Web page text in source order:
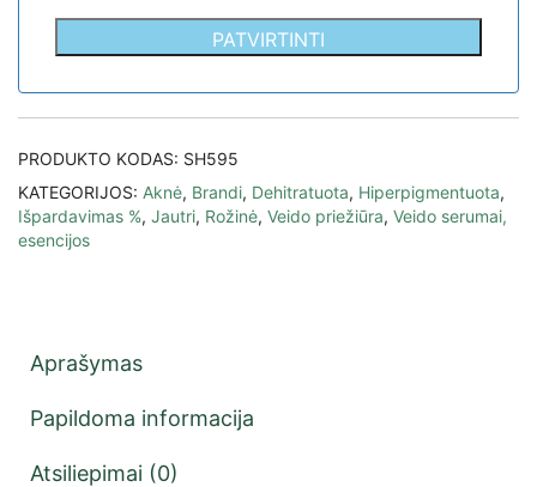
PATVIRTINTI
PRODUKTO KODAS: SH595
KATEGORIJOS: Aknė, Brandi, Dehitratuota, Hiperpigmentuota,
Išpardavimas %, Jautri, Rožinė, Veido priežiūra, Veido serumai,
esencijos
Aprašymas
Papildoma informacija
Atsiliepimai (0)